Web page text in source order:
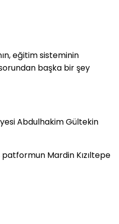
eğitim sisteminin
başka bir şey
Abdulhakim Gültekin
Mardin Kızıltepe